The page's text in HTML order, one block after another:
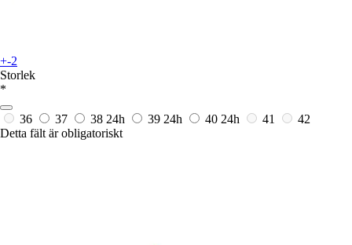
+-2
Storlek
*
36 37 38 24h 39 24h 40 24h 41
42
Detta fält är obligatoriskt